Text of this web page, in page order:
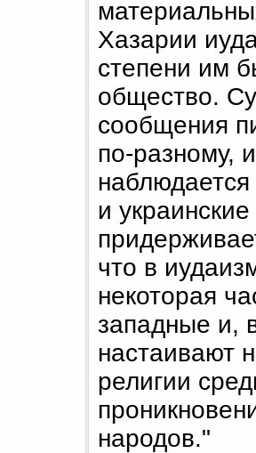
Хазарии
степени им
общество.
сообщения
по-разному,
и
что в
некоторая
западные и,
настаивают
религии
народов."